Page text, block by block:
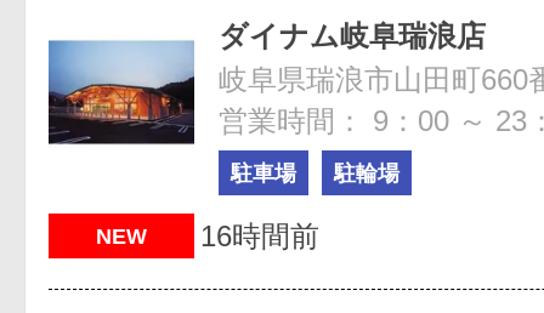
ダイナム岐阜瑞浪店
岐阜県瑞浪市山田町660
営業時間： 9：00 ～ 23
駐車場 駐輪場
NEW 16時間前